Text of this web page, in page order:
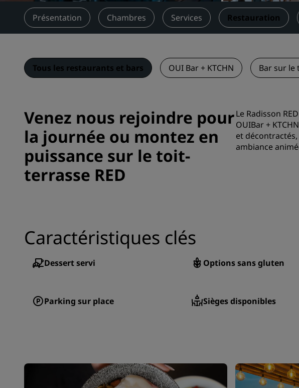
Présentation Chambres Services Restauration
Tous les restaurants et bars OUI Bar + KTCHN Bar sur le
Venez nous rejoindre pour
la journée ou montez en
puissance sur le toit-
terrasse RED
Le Radisson
OUIBar +
et
ambiance
Caractéristiques clés
Dessert servi Options sans gluten
Parking sur place Sièges disponibles